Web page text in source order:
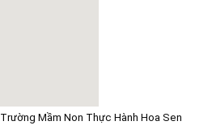
Mầm Non Thực Hành Hoa Sen